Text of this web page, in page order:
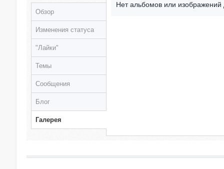
Обзор
Изменения статуса
"Лайки"
Темы
Сообщения
Блог
Галерея
Нет альбомов или изображений